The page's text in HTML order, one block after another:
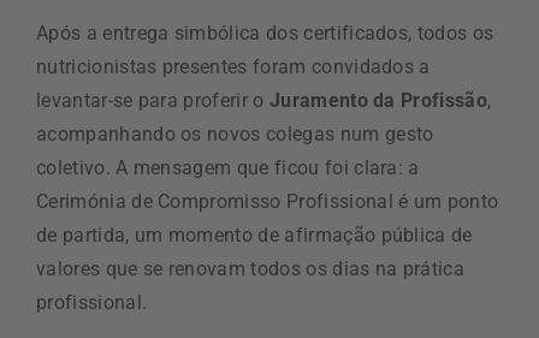
Após a entrega simbólica dos certificados, todos os
nutricionistas presentes foram convidados a
levantar-se para proferir o Juramento da Profissão,
acompanhando os novos colegas num gesto
coletivo. A mensagem que ficou foi clara: a
Cerimónia de Compromisso Profissional é um ponto
de partida, um momento de afirmação pública de
valores que se renovam todos os dias na prática
profissional.